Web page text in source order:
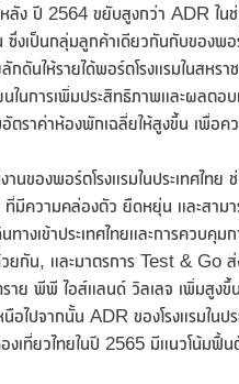
ลัง ปี 2564 ขยับสูงกว่า ADR ใน
ซึ่งเป็นกลุ่มลูกค้าเดียวกันกับของพ
กดันให้รายได้พอร์ตโรงแรมในสห
ในการเพิ่มประสิทธิภาพและผลตอ
ตราค่าห้องพักเฉลี่ยให้สูงขึ้น เพื่อค
านของพอร์ตโรงแรมในประเทศไ
ที่มีความคล่องตัว ยืดหยุ่น และสาม
ทางเข้าประเทศไทยและการควบ
ด้วยกัน, และมาตรการ Test &
ราย พีพี ไอส์แลนด์ วิลเลจ เพิ่มสู
นือไปจากนั้น ADR ของโรงแรมใน
งเที่ยวไทยในปี 2565 มีแนวโน้มฟื้